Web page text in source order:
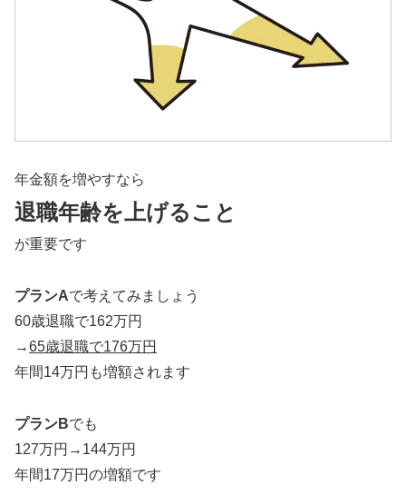
年金額を増やすなら
退職年齢を上げること
が重要です
プランAで考えてみましょう
60歳退職で162万円
→65歳退職で176万円
年間14万円も増額されます
プランBでも
127万円→144万円
年間17万円の増額です